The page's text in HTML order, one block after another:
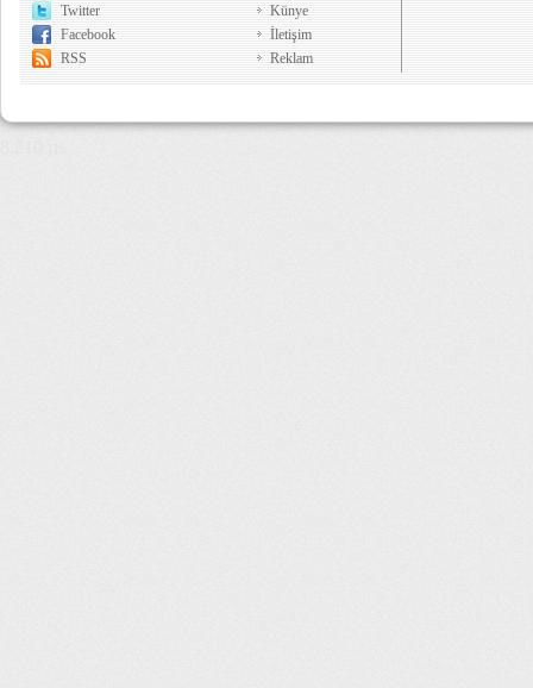
Twitter
Facebook
RSS
Künye
İletişim
Reklam